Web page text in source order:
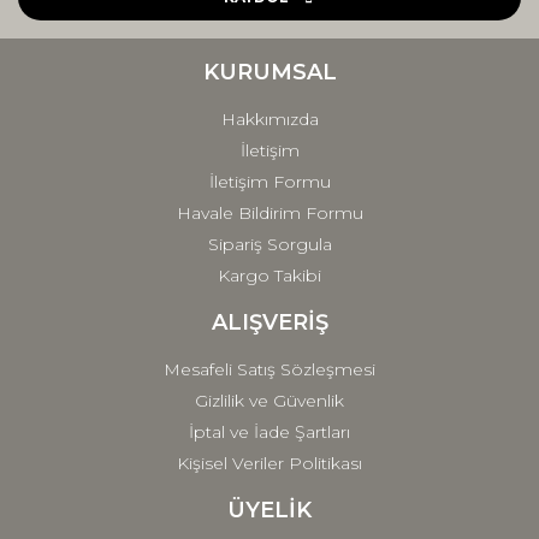
Ürün fiyatı diğer sitelerden daha pahalı.
Gönder
KURUMSAL
Hakkımızda
İletişim
İletişim Formu
Havale Bildirim Formu
Sipariş Sorgula
Kargo Takibi
ALIŞVERİŞ
Mesafeli Satış Sözleşmesi
Gizlilik ve Güvenlik
İptal ve İade Şartları
Kişisel Veriler Politikası
ÜYELİK